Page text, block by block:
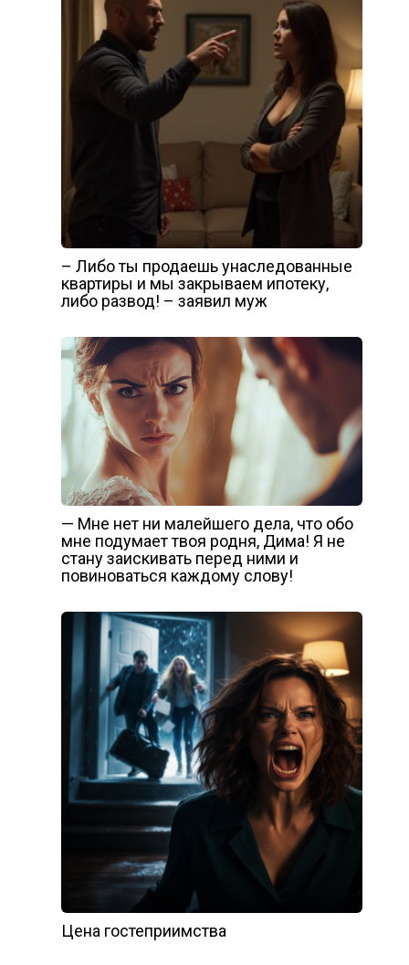
– Либо ты продаешь унаследованные
квартиры и мы закрываем ипотеку,
либо развод! – заявил муж
— Мне нет ни малейшего дела, что обо
мне подумает твоя родня, Дима! Я не
стану заискивать перед ними и
повиноваться каждому слову!
Цена гостеприимства